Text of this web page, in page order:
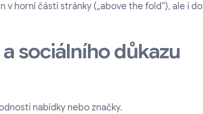
v horní části stránky („above the fold“), ale i do
sociálního důkazu
nabídky nebo značky.